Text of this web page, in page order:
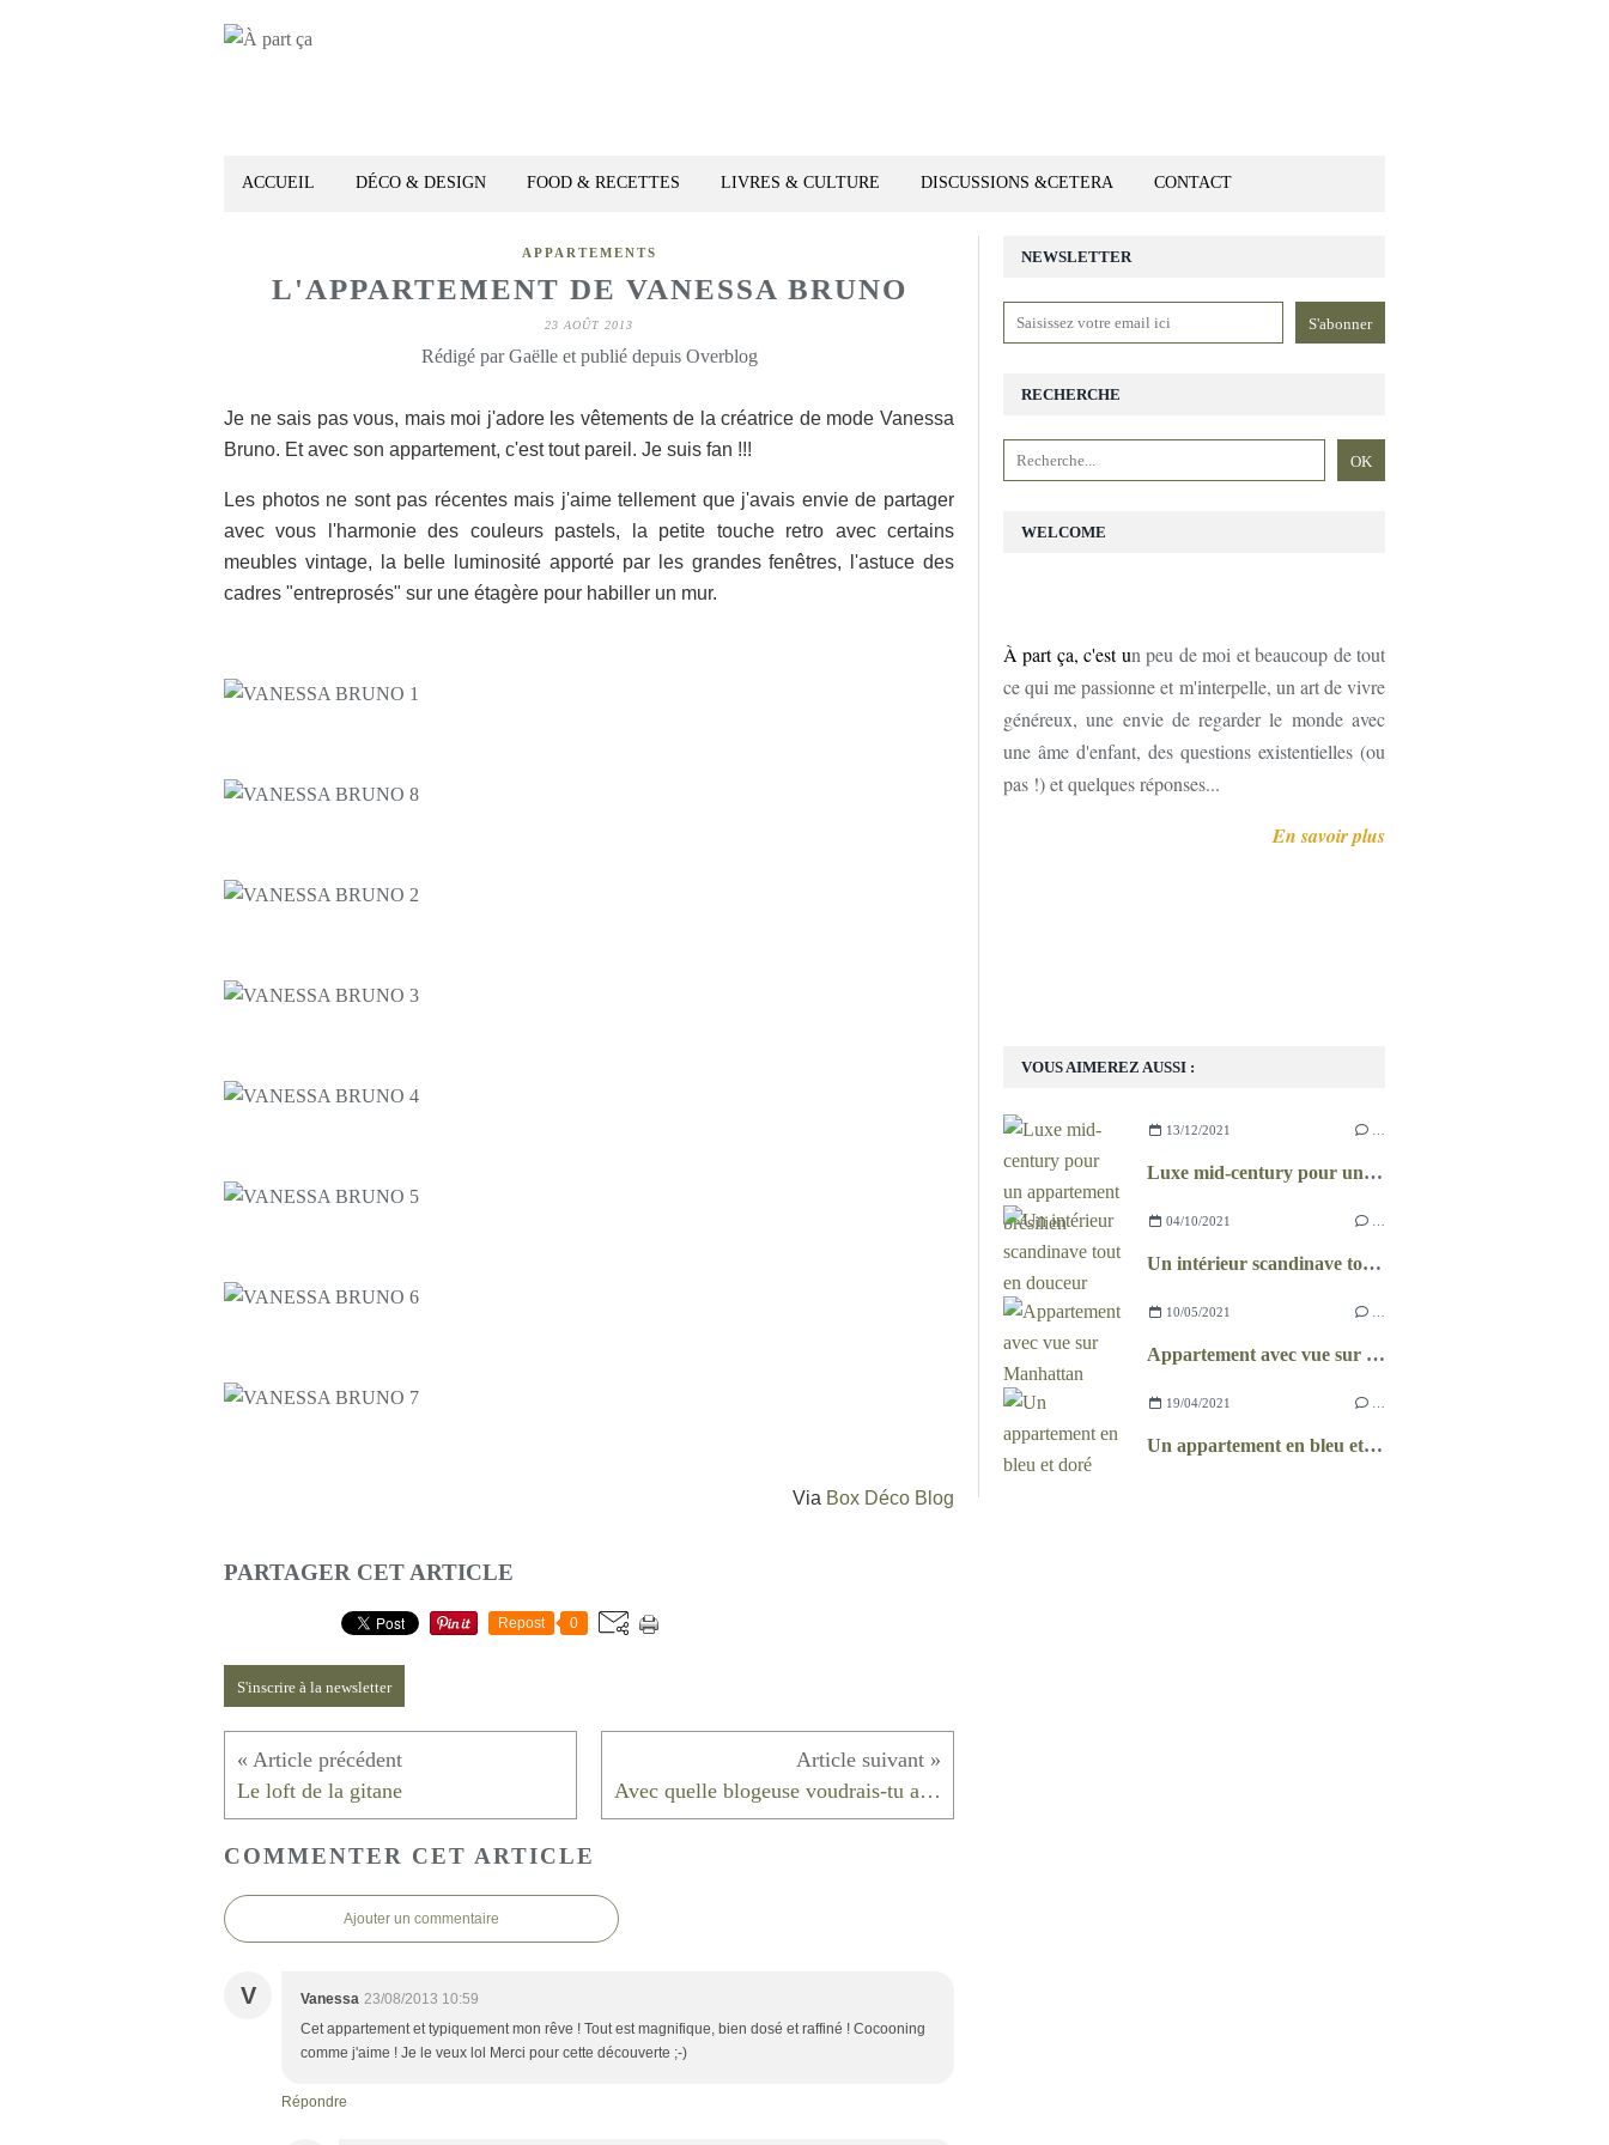
ACCUEIL DÉCO & DESIGN FOOD & RECETTES LIVRES & CULTURE DISCUSSIONS &CETERA CONTACT
APPARTEMENTS
L'APPARTEMENT DE VANESSA BRUNO
23 AOÛT 2013
Rédigé par Gaëlle et publié depuis Overblog
Je ne sais pas vous, mais moi j'adore les vêtements de la créatrice de mode Vanessa
Bruno. Et avec son appartement, c'est tout pareil. Je suis fan !!!
Les photos ne sont pas récentes mais j'aime tellement que j'avais envie de partager
avec vous l'harmonie des couleurs pastels, la petite touche retro avec certains
meubles vintage, la belle luminosité apporté par les grandes fenêtres, l'astuce des
cadres "entreprosés" sur une étagère pour habiller un mur.
Via Box Déco Blog
PARTAGER CET ARTICLE
Repost 0
S'inscrire à la newsletter
Le loft de la gitane Avec quelle blogeuse voudrais-tu aller boire un verre en terrasse ?
COMMENTER CET ARTICLE
Ajouter un commentaire
V Vanessa 23/08/2013 10:59
Cet appartement et typiquement mon rêve ! Tout est magnifique, bien dosé et raffiné ! Cocooning
comme j'aime ! Je le veux lol Merci pour cette découverte ;-)
Répondre
NEWSLETTER
RECHERCHE
VOUS AIMEREZ AUSSI :
13/12/2021
Luxe mid-century pour un appartement brésilien
04/10/2021
Un intérieur scandinave tout en douceur
10/05/2021
Appartement avec vue sur Manhattan
19/04/2021
Un appartement en bleu et doré
WELCOME
À part ça, c'est un peu de moi et beaucoup de tout
ce qui me passionne et m'interpelle, un art de vivre
généreux, une envie de regarder le monde avec
une âme d'enfant, des questions existentielles (ou
pas !) et quelques réponses...
En savoir plus